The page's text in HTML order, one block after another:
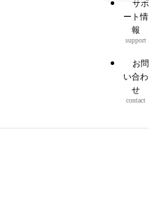
サポ
ート情
報
support
お問
い合わ
せ
contact